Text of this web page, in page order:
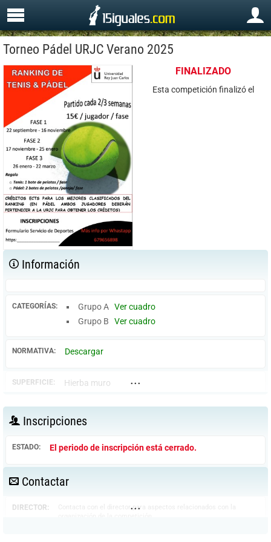
Torneo Pádel URJC Verano 2025
FINALIZADO
Esta competición finalizó el
Información
CATEGORÍAS: Grupo A Ver cuadro
Grupo B Ver cuadro
NORMATIVA: Descargar
...
SUPERFICIE: Hierba muro
Inscripciones
ESTADO: El periodo de inscripción está cerrado.
Contactar
...
DIRECTOR:
Contacta con el director para aspectos relacionados con la